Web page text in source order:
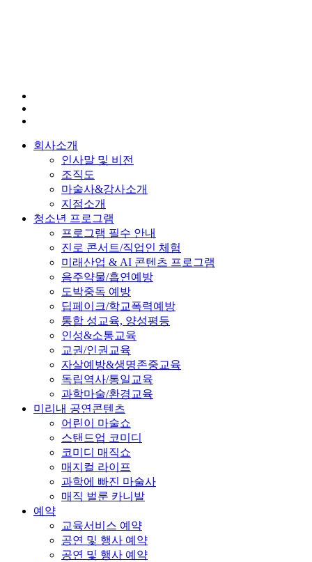
회사소개
인사말 및 비전
조직도
마술사&강사소개
지점소개
청소년 프로그램
프로그램 필수 안내
진로 콘서트/직업인 체험
미래산업 & AI 콘텐츠 프로그램
음주약물/흡연예방
도박중독 예방
딥페이크/학교폭력예방
통합 성교육, 양성평등
인성&소통교육
교권/인권교육
자살예방&생명존중교육
독립역사/통일교육
과학마술/환경교육
미리내 공연콘텐츠
어린이 마술쇼
스탠드업 코미디
코미디 매직쇼
매지컬 라이프
과학에 빠진 마술사
매직 벌룬 카니발
예약
교육서비스 예약
공연 및 행사 예약
공연 및 행사 예약